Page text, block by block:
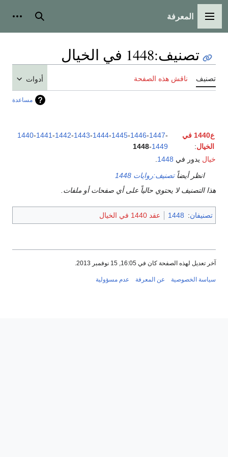
القائمة الرئيسية
المعرفة بحث
تصنيف:1448 في الخيال
تصنيف ناقش هذه الصفحة أدوات
مساعدة
ع1440 في
الخيال:
1440-1441-1442-1443-1444-1445-1446-1447-
1448-1449
خيال يدور في 1448
انظر أيضاًتصنيف:روايات 1448
هذا التصنيف لا يحتوي حالياً على أي صفحات أو ملفات.
تصنيفان:
1448 عقد 1440 في الخيال
آخر تعديل لهذه الصفحة كان في 16:05, 15 نوفمبر 2013.
سياسة الخصوصية عن المعرفة عدم مسؤولية